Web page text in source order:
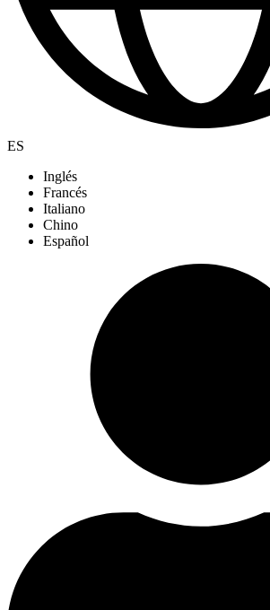
ES
Inglés
Francés
Italiano
Chino
Español